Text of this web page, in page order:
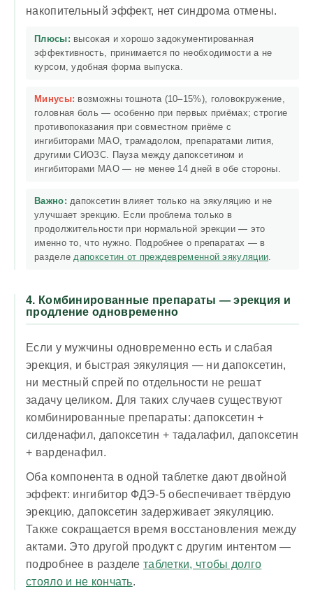
накопительный эффект, нет синдрома отмены.
Плюсы: высокая и хорошо задокументированная
эффективность, принимается по необходимости а не
курсом, удобная форма выпуска.
Минусы: возможны тошнота (10–15%), головокружение,
головная боль — особенно при первых приёмах; строгие
противопоказания при совместном приёме с
ингибиторами МАО, трамадолом, препаратами лития,
другими СИОЗС. Пауза между дапоксетином и
ингибиторами МАО — не менее 14 дней в обе стороны.
Важно: дапоксетин влияет только на эякуляцию и не
улучшает эрекцию. Если проблема только в
продолжительности при нормальной эрекции — это
именно то, что нужно. Подробнее о препаратах — в
разделе дапоксетин от преждевременной эякуляции
4. Комбинированные препараты — эрекция и
продление одновременно
Если у мужчины одновременно есть и слабая
эрекция, и быстрая эякуляция — ни дапоксетин,
ни местный спрей по отдельности не решат
задачу целиком. Для таких случаев существуют
комбинированные препараты: дапоксетин +
силденафил, дапоксетин + тадалафил, дапоксетин
+ варденафил.
Оба компонента в одной таблетке дают двойной
эффект: ингибитор ФДЭ-5 обеспечивает твёрдую
эрекцию, дапоксетин задерживает эякуляцию.
Также сокращается время восстановления между
актами. Это другой продукт с другим интентом —
подробнее в разделетаблетки, чтобы долго
стояло и не кончать.